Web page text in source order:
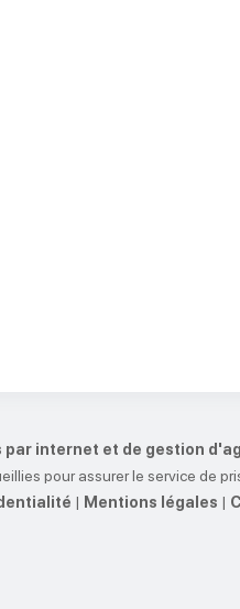
par internet et de gestion
pour assurer le service de
| Mentions légales |